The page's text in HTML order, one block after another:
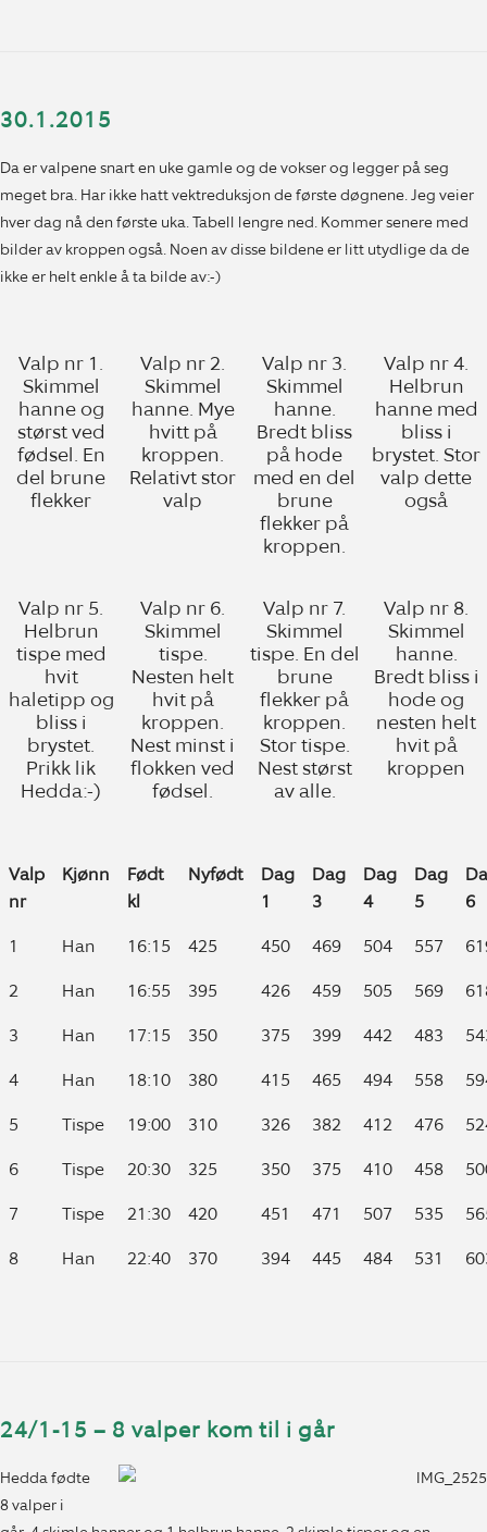
30.1.2015
Da er valpene snart en uke gamle og de vokser og legger på seg
meget bra. Har ikke hatt vektreduksjon de første døgnene. Jeg veier
hver dag nå den første uka. Tabell lengre ned. Kommer senere med
bilder av kroppen også. Noen av disse bildene er litt utydlige da de
ikke er helt enkle å ta bilde av:-)
Valp nr 1.
Skimmel
hanne og
størst ved
fødsel. En
del brune
flekker
Valp nr 2.
Skimmel
hanne. Mye
hvitt på
kroppen.
Relativt stor
valp
Valp nr 3.
Skimmel
hanne.
Bredt bliss
på hode
med en del
brune
flekker på
kroppen.
Valp nr 4.
Helbrun
hanne med
bliss i
brystet. Stor
valp dette
også
Valp nr 5.
Helbrun
tispe med
hvit
haletipp og
bliss i
brystet.
Prikk lik
Hedda:-)
Valp nr 6.
Skimmel
tispe.
Nesten helt
hvit på
kroppen.
Nest minst i
flokken ved
fødsel.
Valp nr 7.
Skimmel
tispe. En del
brune
flekker på
kroppen.
Stor tispe.
Nest størst
av alle.
Valp nr 8.
Skimmel
hanne.
Bredt bliss i
hode og
nesten helt
hvit på
kroppen
Valp
nr
Kjønn
Født
kl
Nyfødt
Dag
1
Dag
3
Dag
4
Dag
5
6
Valp
Kjønn
Født
Nyfødt
Dag
Dag
Dag
Dag
1 Han 16:15 425 450 469 504 557
2
Han 16:55 395 426 459 505 569
3
Han 17:15 350 375 399 442 483
4
Han 18:10 380 415 465 494 558
5
Tispe 19:00 310 326 382 412 476
6
Tispe 20:30 325 350 375 410 458
7
Tispe 21:30 420 451 471 507 535
8
Han 22:40 370 394 445 484 531
24/1-15 – 8 valper kom til i går
Hedda fødte
8 valper i